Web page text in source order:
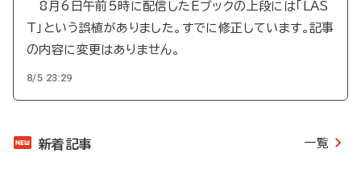
8月6日午前5時に配信したEブックの上段には「LAS
T」という誤植がありました。すでに修正しています。記事
の内容に変更はありません。
8/5 23:29
新着記事 一覧